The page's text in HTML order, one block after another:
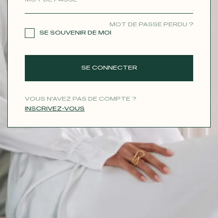
MOT DE PASSE PERDU ?
SE SOUVENIR DE MOI
SE CONNECTER
VOUS N'AVEZ PAS DE COMPTE ?
INSCRIVEZ-VOUS